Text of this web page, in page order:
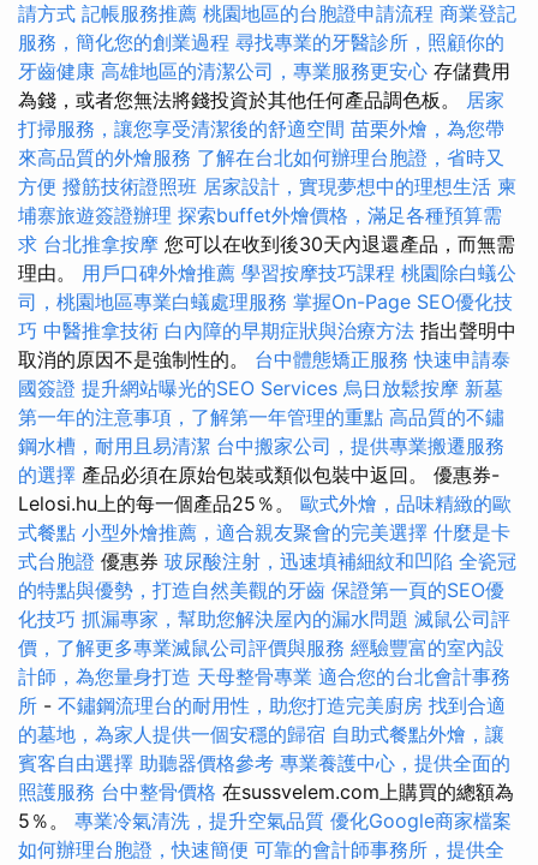
請方式 記帳服務推薦 桃園地區的台胞證申請流程 商業登記
服務，簡化您的創業過程 尋找專業的牙醫診所，照顧你的
牙齒健康 高雄地區的清潔公司，專業服務更安心 存儲費用
為錢，或者您無法將錢投資於其他任何產品調色板。 居家
打掃服務，讓您享受清潔後的舒適空間 苗栗外燴，為您帶
來高品質的外燴服務 了解在台北如何辦理台胞證，省時又
方便 撥筋技術證照班 居家設計，實現夢想中的理想生活 柬
埔寨旅遊簽證辦理 探索buffet外燴價格，滿足各種預算需
求 台北推拿按摩 您可以在收到後30天內退還產品，而無需
理由。 用戶口碑外燴推薦 學習按摩技巧課程 桃園除白蟻公
司，桃園地區專業白蟻處理服務 掌握On-Page SEO優化技
巧 中醫推拿技術 白內障的早期症狀與治療方法 指出聲明中
取消的原因不是強制性的。 台中體態矯正服務快速申請泰
國簽證 提升網站曝光的SEO Services 烏日放鬆按摩 新墓
第一年的注意事項，了解第一年管理的重點 高品質的不鏽
鋼水槽，耐用且易清潔 台中搬家公司，提供專業搬遷服務
的選擇 產品必須在原始包裝或類似包裝中返回。 優惠券-
Lelosi.hu上的每一個產品25％。 歐式外燴，品味精緻的歐
式餐點 小型外燴推薦，適合親友聚會的完美選擇 什麼是卡
式台胞證 優惠券 玻尿酸注射，迅速填補細紋和凹陷 全瓷冠
的特點與優勢，打造自然美觀的牙齒 保證第一頁的SEO優
化技巧 抓漏專家，幫助您解決屋內的漏水問題 滅鼠公司評
價，了解更多專業滅鼠公司評價與服務 經驗豐富的室內設
計師，為您量身打造 天母整骨專業 適合您的台北會計事務
所 - 不鏽鋼流理台的耐用性，助您打造完美廚房 找到合適
的墓地，為家人提供一個安穩的歸宿 自助式餐點外燴，讓
賓客自由選擇 助聽器價格參考 專業養護中心，提供全面的
照護服務 台中整骨價格 在sussvelem.com上購買的總額為
5％。 專業冷氣清洗，提升空氣品質 優化Google商家檔案
如何辦理台胞證，快速簡便 可靠的會計師事務所，提供全